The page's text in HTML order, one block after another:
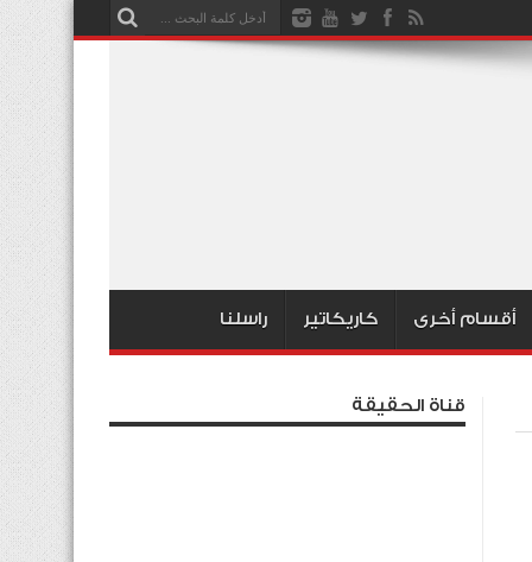
أقسام أخرى كاريكاتير راسلنا
قناة الحقيقة